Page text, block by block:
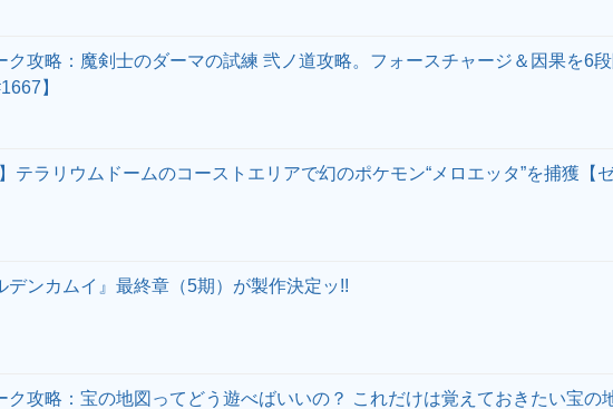
ク攻略：魔剣士のダーマの試練 弐ノ道攻略。フォースチャージ＆因果を6
】
テラリウムドームのコーストエリアで幻のポケモン“メロエッタ”を捕獲【
デンカムイ』最終章（5期）が製作決定ッ!!
ク攻略：宝の地図ってどう遊べばいいの？ これだけは覚えておきたい宝の